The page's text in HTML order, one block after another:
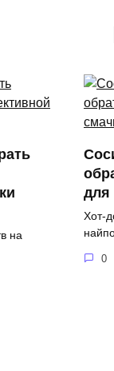
на
для
Хот-
0